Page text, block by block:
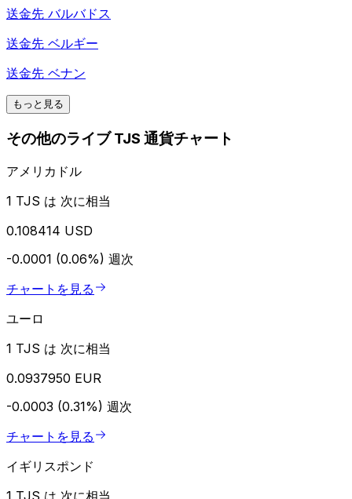
送金先 バルバドス
送金先 ベルギー
送金先 ベナン
もっと見る
その他のライブ TJS 通貨チャート
アメリカドル
1 TJS は 次に相当
0.108414 USD
-0.0001 (0.06%) 週次
チャートを見る
ユーロ
1 TJS は 次に相当
0.0937950 EUR
-0.0003 (0.31%) 週次
チャートを見る
イギリスポンド